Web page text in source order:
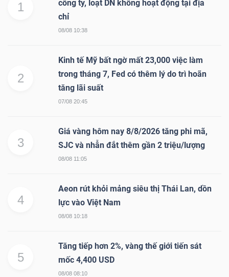
1
công ty, loạt DN không hoạt động tại địa
chỉ
08/08 10:38
2
Kinh tế Mỹ bất ngờ mất 23,000 việc làm
trong tháng 7, Fed có thêm lý do trì hoãn
tăng lãi suất
07/08 20:45
3
Giá vàng hôm nay 8/8/2026 tăng phi mã,
SJC và nhẫn đắt thêm gần 2 triệu/lượng
08/08 11:05
4
Aeon rút khỏi mảng siêu thị Thái Lan, dồn
lực vào Việt Nam
08/08 10:18
5
Tăng tiếp hơn 2%, vàng thế giới tiến sát
mốc 4,400 USD
08/08 08:10